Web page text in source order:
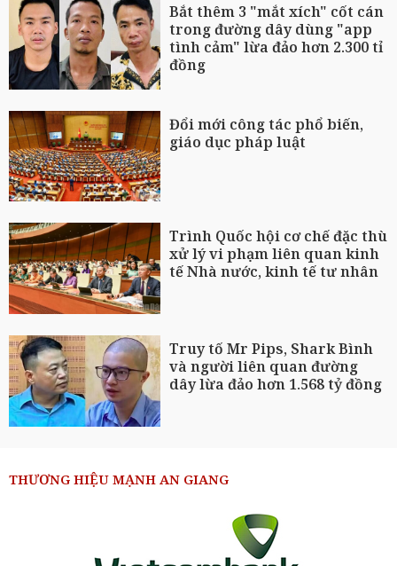
Bắt thêm 3 "mắt xích" cốt cán
trong đường dây dùng "app
tình cảm" lừa đảo hơn 2.300 tỉ
đồng
Đổi mới công tác phổ biến,
giáo dục pháp luật
Trình Quốc hội cơ chế đặc thù
xử lý vi phạm liên quan kinh
tế Nhà nước, kinh tế tư nhân
Truy tố Mr Pips, Shark Bình
và người liên quan đường
dây lừa đảo hơn 1.568 tỷ đồng
THƯƠNG HIỆU MẠNH AN GIANG